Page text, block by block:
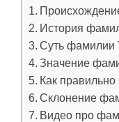
История
Суть фамилии
Значение
Как
Склонение
Видео про